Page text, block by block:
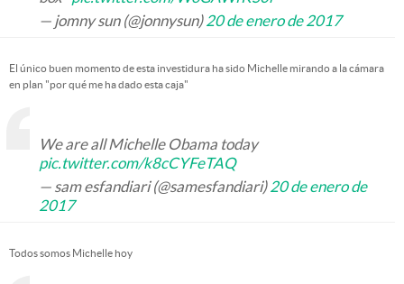
— jomny sun (@jonnysun)20 de enero de 2017
El único buen momento de esta investidura ha sido Michelle mirando a la cámara
en plan "por qué me ha dado esta caja"
We are all Michelle Obama today
pic.twitter.com/k8cCYFeTAQ
— sam esfandiari (@samesfandiari)20 de enero de
2017
Todos somos Michelle hoy